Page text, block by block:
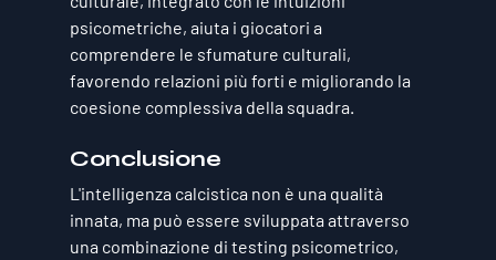
psicometriche, aiuta i giocatori a
comprendere le sfumature culturali,
favorendo relazioni più forti e migliorando la
coesione complessiva della squadra.
Conclusione
L'intelligenza calcistica non è una qualità
innata, ma può essere sviluppata attraverso
una combinazione di testing psicometrico,